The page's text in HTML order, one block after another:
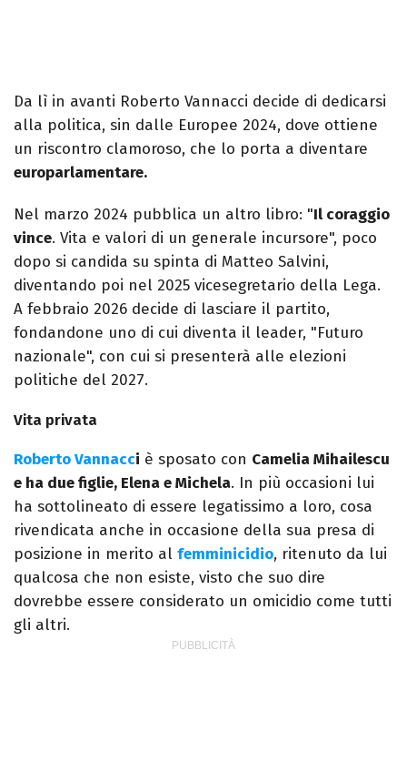
Da lì in avanti Roberto Vannacci decide di dedicarsi
alla politica, sin dalle Europee 2024, dove ottiene
un riscontro clamoroso, che lo porta a diventare
europarlamentare.
Nel marzo 2024 pubblica un altro libro: "Il coraggio
vince. Vita e valori di un generale incursore", poco
dopo si candida su spinta di Matteo Salvini,
diventando poi nel 2025 vicesegretario della Lega.
A febbraio 2026 decide di lasciare il partito,
fondandone uno di cui diventa il leader, "Futuro
nazionale", con cui si presenterà alle elezioni
politiche del 2027.
Vita privata
Roberto Vannacci è sposato con Camelia Mihailescu
e ha due figlie, Elena e Michela. In più occasioni lui
ha sottolineato di essere legatissimo a loro, cosa
rivendicata anche in occasione della sua presa di
posizione in merito al femminicidio, ritenuto da lui
qualcosa che non esiste, visto che suo dire
dovrebbe essere considerato un omicidio come tutti
gli altri.